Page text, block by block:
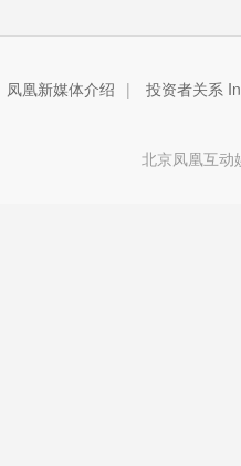
凤凰新媒体介绍 | 投资者关系
北京凤凰互动